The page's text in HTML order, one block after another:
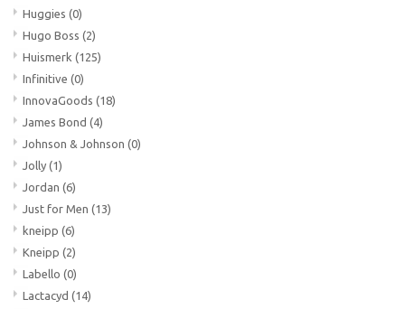
Huggies (0)
Hugo Boss (2)
Huismerk (125)
Infinitive (0)
InnovaGoods (18)
James Bond (4)
Johnson & Johnson (0)
Jolly (1)
Jordan (6)
Just for Men (13)
kneipp (6)
Kneipp (2)
Labello (0)
Lactacyd (14)